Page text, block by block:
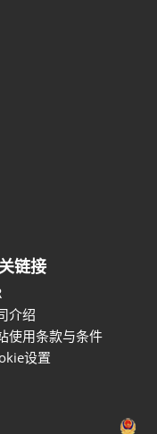
链接
介绍
使用条款与条件
设置